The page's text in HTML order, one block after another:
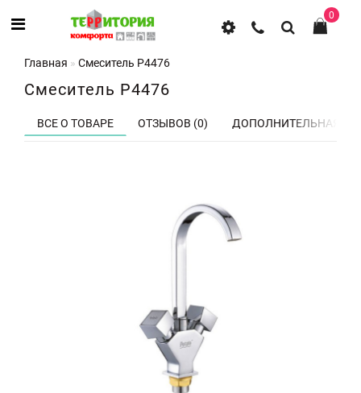
0
Главная Смеситель P4476
Смеситель P4476
ВСЕ О ТОВАРЕ ОТЗЫВОВ (0) ДОПОЛНИТЕЛЬНАЯ